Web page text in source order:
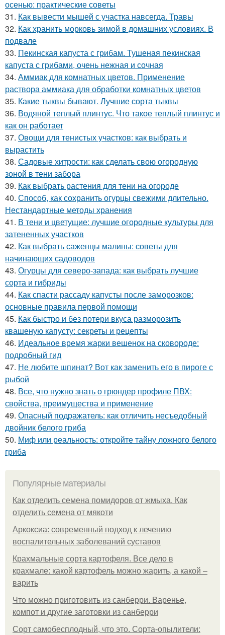
осенью: практические советы
31. Как вывести мышей с участка навсегда. Травы
32. Как хранить морковь зимой в домашних условиях. В
подвале
33. Пекинская капуста с грибам. Тушеная пекинская
капуста с грибами, очень нежная и сочная
34. Аммиак для комнатных цветов. Применение
раствора аммиака для обработки комнатных цветов
35. Какие тыквы бывают. Лучшие сорта тыквы
36. Водяной теплый плинтус. Что такое теплый плинтус и
как он работает
37. Овощи для тенистых участков: как выбрать и
вырастить
38. Садовые хитрости: как сделать свою огородную
зоной в тени забора
39. Как выбрать растения для тени на огороде
40. Способ, как сохранить огурцы свежими длительно.
Нестандартные методы хранения
41. В тени и цветущие: лучшие огородные культуры для
затененных участков
42. Как выбрать саженцы малины: советы для
начинающих садоводов
43. Огурцы для северо-запада: как выбрать лучшие
сорта и гибриды
44. Как спасти рассаду капусты после заморозков:
основные правила первой помощи
45. Как быстро и без потери вкуса разморозить
квашеную капусту: секреты и рецепты
46. Идеальное время жарки вешенок на сковороде:
подробный гид
47. Не любите шпинат? Вот как заменить его в пироге с
рыбой
48. Все, что нужно знать о грюндер профиле ПВХ:
свойства, преимущества и применение
49. Опасный подражатель: как отличить несъедобный
двойник белого гриба
50. Миф или реальность: откройте тайну ложного белого
гриба
Популярные материалы
Как отделить семена помидоров от жмыха. Как
отделить семена от мякоти
Аркоксиа: современный подход к лечению
воспалительных заболеваний суставов
Крахмальные сорта картофеля. Все дело в
крахмале: какой картофель можно жарить, а какой –
варить
Что можно приготовить из санберри. Варенье,
компот и другие заготовки из санберри
Сорт самобесплодный, что это. Сорта-опылители: